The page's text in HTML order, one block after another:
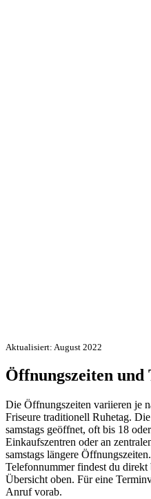
Aktualisiert: August 2022
Öffnungszeiten und
Die Öffnungszeiten variieren je
Friseure traditionell Ruhetag.
samstags geöffnet, oft bis 18
Einkaufszentren oder an
samstags längere
Telefonnummer findest du
Übersicht oben. Für eine
Anruf vorab.